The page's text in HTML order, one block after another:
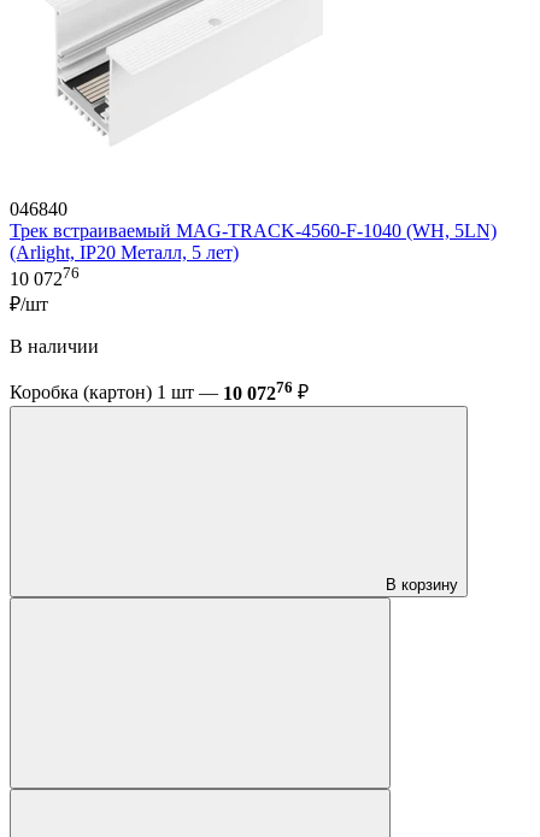
046840
Трек встраиваемый MAG-TRACK-4560-F-1040 (WH, 5LN)
(Arlight, IP20 Металл, 5 лет)
10 07276
₽/шт
В наличии
Коробка (картон) 1 шт — 10 07276 ₽
В корзину